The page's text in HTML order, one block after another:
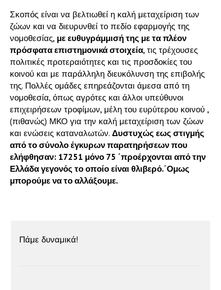
Σκοπός είναι να βελτιωθεί η καλή μεταχείριση των
ζώων και να διευρυνθεί το πεδίο εφαρμογής της
νομοθεσίας, με ευθυγράμμισή της με τα πλέον
πρόσφατα επιστημονικά στοιχεία, τις τρέχουσες
πολιτικές προτεραιότητες και τις προσδοκίες του
κοινού και με παράλληλη διευκόλυνση της επιβολής
της. Πολλές ομάδες επηρεάζονται άμεσα από τη
νομοθεσία, όπως αγρότες και άλλοι υπεύθυνοι
επιχειρήσεων τροφίμων, μέλη του ευρύτερου κοινού ,
(πιθανώς) ΜΚΟ για την καλή μεταχείριση των ζώων
και ενώσεις καταναλωτών. Δυστυχώς εως στιγμής
από το σύνολο έγκυρων παρατηρήσεων που
ελήφθησαν: 17251 μόνο 75 ΄προέρχονται από την
Ελλάδα γεγονός το οποίο είναι θλιβερό.΄Ομως
μπορούμε να το αλλάξουμε.
Πάμε δυναμικά!